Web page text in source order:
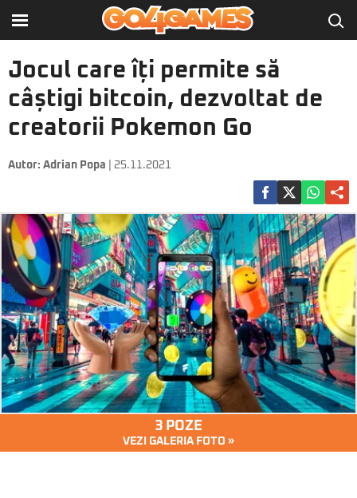
Jocul care îți permite să
câștigi bitcoin, dezvoltat de
creatorii Pokemon Go
Autor: Adrian Popa | 25.11.2021
3 POZE
VEZI GALERIA FOTO »